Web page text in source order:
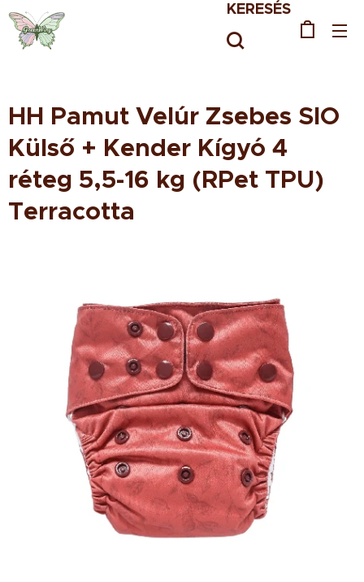
KERESÉS
HH Pamut Velúr Zsebes SIO
Külső + Kender Kígyó 4
réteg 5,5-16 kg (RPet TPU)
Terracotta